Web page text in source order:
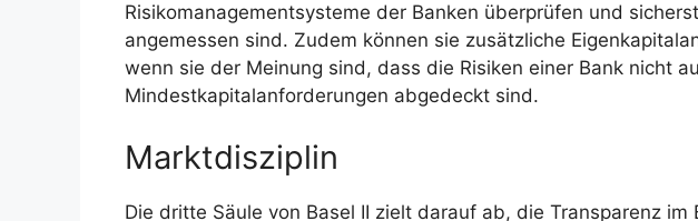
Risikomanagementsysteme der Banken überprüfen und
angemessen sind. Zudem können sie zusätzliche
wenn sie der Meinung sind, dass die Risiken einer Bank nicht
Mindestkapitalanforderungen abgedeckt sind.
Marktdisziplin
Die dritte Säule von Basel II zielt darauf ab, die Transparenz im